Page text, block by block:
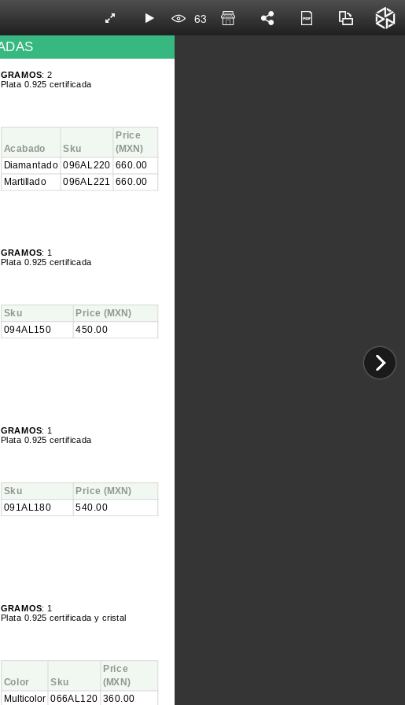
GRAMOS: 2
Plata 0.925 certificada
Acabado Sku
Price
(MXN)
Diamantado 096AL220 660.00
Martillado
096AL221 660.00
GRAMOS: 1
Plata 0.925 certificada
Sku Price (MXN)
094AL150 450.00
GRAMOS: 1
Plata 0.925 certificada
Sku Price (MXN)
091AL180 540.00
GRAMOS: 1
Plata 0.925 certificada y cristal
Color Sku
Price
(MXN)
Multicolor 066AL120 360.00
63